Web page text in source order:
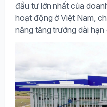
đầu tư lớn nhất của
hoạt động ở Việt Nam,
năng tăng trưởng dài hạn